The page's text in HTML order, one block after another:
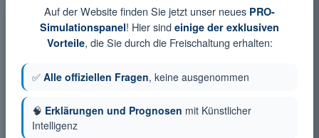
Auf der Website finden Sie jetzt unser neues PRO-
Simulationspanel! Hier sind einige der exklusiven
Vorteile, die Sie durch die Freischaltung erhalten:
✅ Alle offiziellen Fragen, keine ausgenommen
🧠 Erklärungen und Prognosen mit Künstlicher
Intelligenz